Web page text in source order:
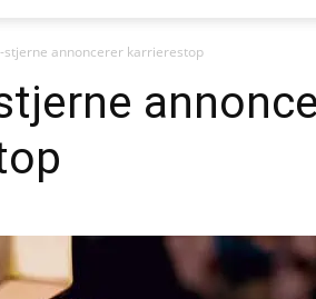
stjerne annoncerer karrierestop